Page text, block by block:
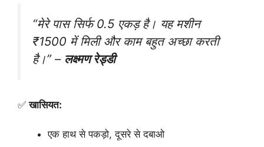
“मेरे पास सिर्फ 0.5 एकड़ है। यह मशीन
₹1500 में मिली और काम बहुत अच्छा करती
है।”– लक्ष्मण रेड्डी
✅खासियत:
एक हाथ से पकड़ो, दूसरे से दबाओ